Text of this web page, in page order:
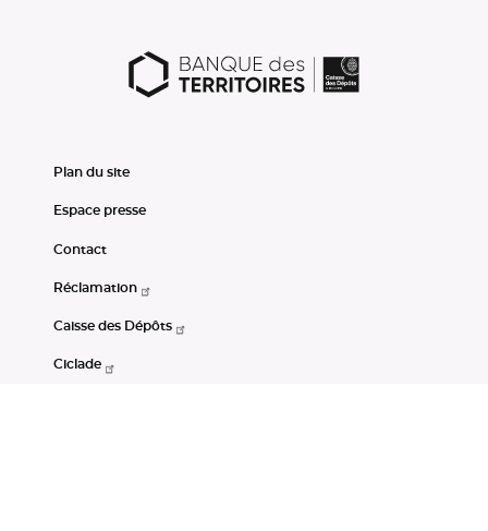
Plan du site
Espace presse
Contact
Réclamation
Caisse des Dépôts
Ciclade